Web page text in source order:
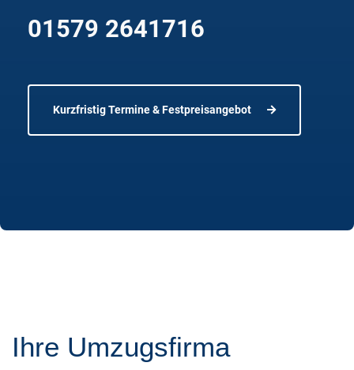
01579 2641716
Kurzfristig Termine & Festpreisangebot
Ihre Umzugsfirma